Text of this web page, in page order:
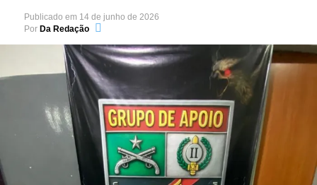
Publicado em 14 de junho de 2026
Por Da Redação